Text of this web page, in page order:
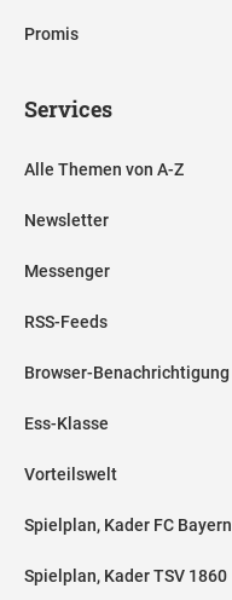
Promis
Services
Alle Themen von A-Z
Newsletter
Messenger
RSS-Feeds
Browser-Benachrichtigung
Ess-Klasse
Vorteilswelt
Spielplan, Kader FC Bayern
Spielplan, Kader TSV 1860